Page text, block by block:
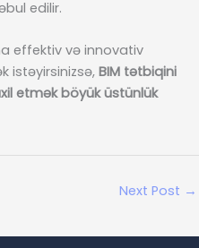
edilir.
effektiv və innovativ
istəyirsinizsə, BIM tətbiqini
etmək böyük üstünlük
Next Post →